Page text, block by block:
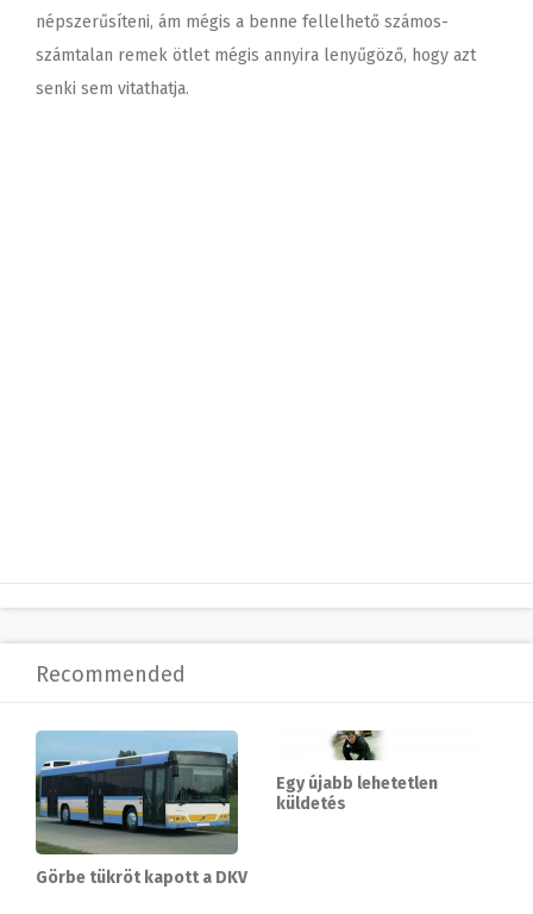
népszerűsíteni, ám mégis a benne fellelhető számos-
számtalan remek ötlet mégis annyira lenyűgöző, hogy azt
senki sem vitathatja.
Recommended
Görbe tükröt kapott a DKV
Egy újabb lehetetlen
küldetés